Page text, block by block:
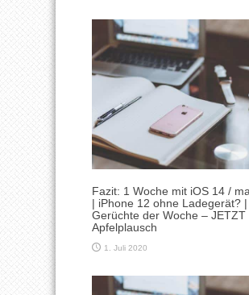
Fazit: 1 Woche mit iOS 14 /
| iPhone 12 ohne Ladegerät? |
Gerüchte der Woche – JETZT
Apfelplausch
1. Juli 2020